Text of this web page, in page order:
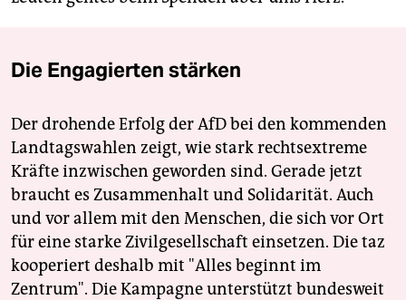
Die Engagierten stärken
Der drohende Erfolg der AfD bei den kommenden
Landtagswahlen zeigt, wie stark rechtsextreme
Kräfte inzwischen geworden sind. Gerade jetzt
braucht es Zusammenhalt und Solidarität. Auch
und vor allem mit den Menschen, die sich vor Ort
für eine starke Zivilgesellschaft einsetzen. Die taz
kooperiert deshalb mit "Alles beginnt im
Zentrum". Die Kampagne unterstützt bundesweit